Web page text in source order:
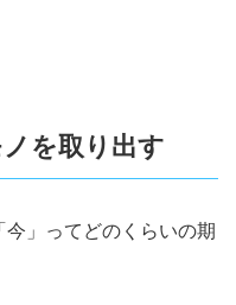
を取り出す
今」ってどのくらいの期